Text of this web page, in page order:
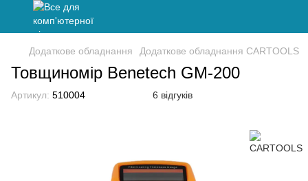
Додаткове обладнання Додаткове обладнання CARTOOLS
Товщиномір Benetech GM-200
Артикул: 510004 6 відгуків